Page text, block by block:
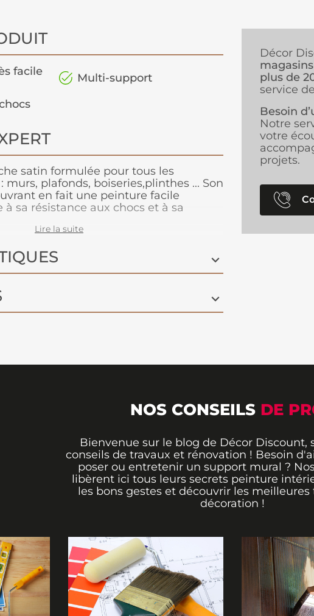
facile
Multi-support
satin formulée pour tous les
plafonds, boiseries,plinthes ... Son
en fait une peinture facile
sa résistance aux chocs et à sa
pour un large choix de déco.
Lire la suite
Décor
plus de
service
Besoin
Notre
votre
projets.
NOS CONSEILS DE
Bienvenue sur le blog de Décor Discount,
conseils de travaux et rénovation ! Besoin
poser ou entretenir un support mural ?
libèrent ici tous leurs secrets peinture
les bons gestes et découvrir les meilleures
décoration !